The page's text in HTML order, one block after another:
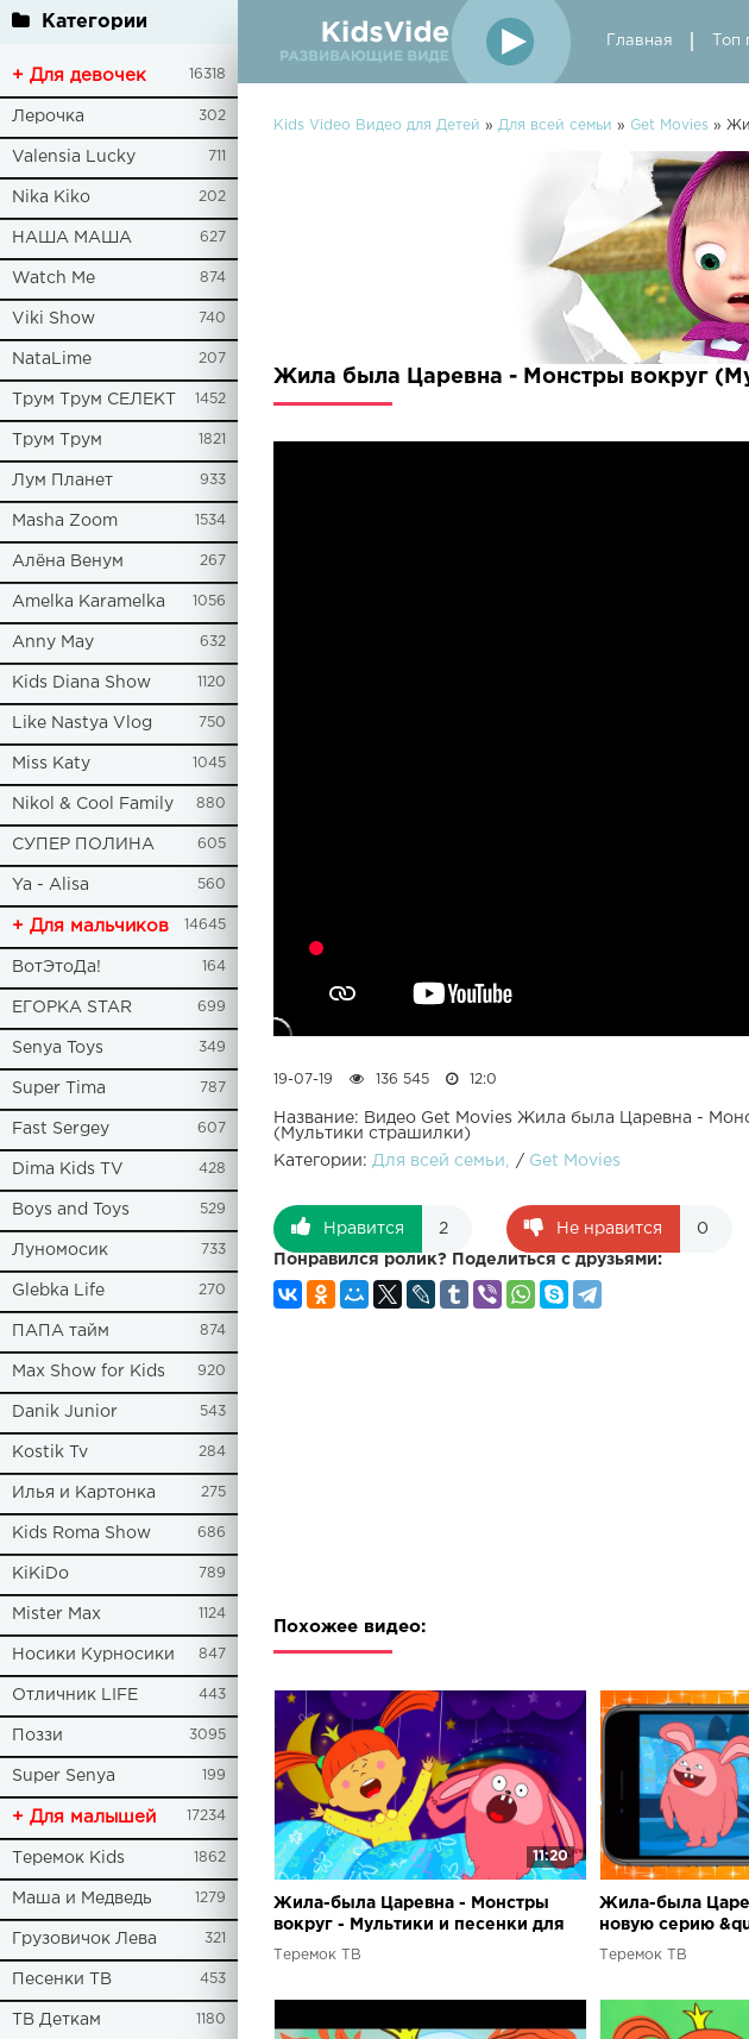
Категории
+ Для девочек 16318
Лерочка 302
Valensia Lucky 711
Nika Kiko 202
НАША МАША 627
Watch Me 874
Viki Show 740
NataLime 207
Трум Трум СЕЛЕКТ 1452
Трум Трум 1821
Лум Планет 933
Masha Zoom 1534
Алёна Венум 267
Amelka Karamelka 1056
Anny May 632
Kids Diana Show 1120
Like Nastya Vlog 750
Miss Katy 1045
Nikol & Cool Family 880
СУПЕР ПОЛИНА 605
Ya - Alisa 560
+ Для мальчиков 14645
ВотЭтоДа! 164
ЕГОРКА STAR 699
Senya Toys 349
Super Tima 787
Fast Sergey 607
Dima Kids TV 428
Boys and Toys 529
Луномосик 733
Glebka Life 270
ПАПА тайм 874
Max Show for Kids 920
Danik Junior 543
Kostik Tv 284
Илья и Картонка 275
Kids Roma Show 686
KiKiDo 789
Mister Max 1124
Носики Курносики 847
Отличник LIFE 443
Поззи 3095
Super Senya 199
+ Для малышей 17234
Теремок Kids 1862
Маша и Медведь 1279
Грузовичок Лева 321
Песенки ТВ 453
ТВ Деткам 1180
Главная Топ
Kids Video Видео для Детей » Для всей семьи » Get Movies »
Жила была Царевна - Монстры вокруг
19-07-19 136 545 12:0
Название: Видео Get Movies Жила была Царевна -
(Мультики страшилки)
Категории: Для всей семьи / Get Movies
Нравится 2 Не нравится 0
Понравился ролик? Поделиться с друзьями:
Похожее видео:
11:20
Жила-была Царевна - Монстры
вокруг - Мультики и песенки для
детей
Теремок ТВ
Жила-была
новую серию
вокруг&quot; в
Теремок ТВ